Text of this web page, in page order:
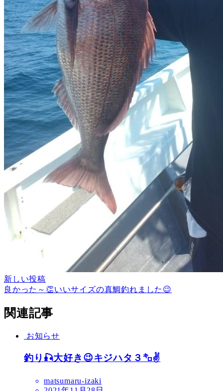
新しい投稿
良かった～👏いいサイズの真鯛釣れました😉
関連記事
お知らせ
釣り🎣大好き😉キジハタ３㌔✌️
matsumaru-izaki